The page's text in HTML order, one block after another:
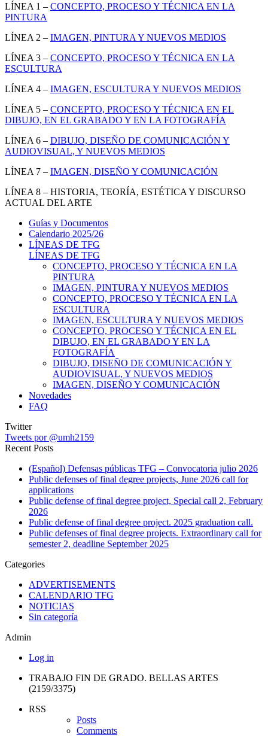
LÍNEA 1 – CONCEPTO, PROCESO Y TÉCNICA EN LA
PINTURA
LÍNEA 2 – IMAGEN, PINTURA Y NUEVOS MEDIOS
LÍNEA 3 – CONCEPTO, PROCESO Y TÉCNICA EN LA
ESCULTURA
LÍNEA 4 – IMAGEN, ESCULTURA Y NUEVOS MEDIOS
LÍNEA 5 – CONCEPTO, PROCESO Y TÉCNICA EN EL
DIBUJO, EN EL GRABADO Y EN LA FOTOGRAFÍA
LÍNEA 6 – DIBUJO, DISEÑO DE COMUNICACIÓN Y
AUDIOVISUAL, Y NUEVOS MEDIOS
LÍNEA 7 – IMAGEN, DISEÑO Y COMUNICACIÓN
LÍNEA 8 – HISTORIA, TEORÍA, ESTÉTICA Y DISCURSO
ACTUAL DEL ARTE
Guías y Documentos
Calendario 2025/26
LÍNEAS DE TFG
LÍNEAS DE TFG
CONCEPTO, PROCESO Y TÉCNICA EN LA
PINTURA
IMAGEN, PINTURA Y NUEVOS MEDIOS
CONCEPTO, PROCESO Y TÉCNICA EN LA
ESCULTURA
IMAGEN, ESCULTURA Y NUEVOS MEDIOS
CONCEPTO, PROCESO Y TÉCNICA EN EL
DIBUJO, EN EL GRABADO Y EN LA
FOTOGRAFÍA
DIBUJO, DISEÑO DE COMUNICACIÓN Y
AUDIOVISUAL, Y NUEVOS MEDIOS
IMAGEN, DISEÑO Y COMUNICACIÓN
Novedades
FAQ
Twitter
Tweets por @umh2159
Recent Posts
(Español) Defensas públicas TFG – Convocatoria julio 2026
Public defenses of final degree projects, June 2026 call for
applications
Public defense of final degree project, Special call 2, February
2026
Public defense of final degree project. 2025 graduation call.
Public defenses of final degree projects. Extraordinary call for
semester 2, deadline September 2025
Categories
ADVERTISEMENTS
CALENDARIO TFG
NOTICIAS
Sin categoría
Admin
Log in
TRABAJO FIN DE GRADO. BELLAS ARTES
(2159/3375)
RSS
Posts
Comments